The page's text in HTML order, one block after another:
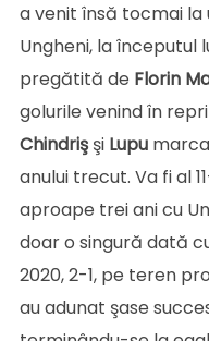
a venit însă tocmai la
Ungheni, la începutul
pregătită de Florin
golurile venind în
Chindrişşi Lupu
anului trecut. Va fi al
aproape trei ani cu
doar o singură dată
2020, 2-1, pe teren
au adunat şase